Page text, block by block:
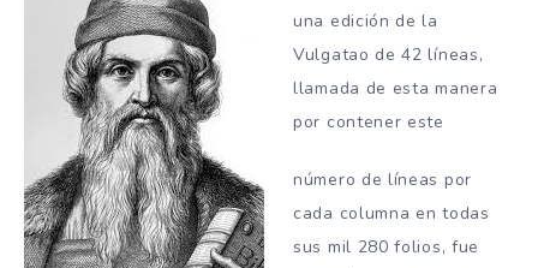
una edición de la
Vulgatao de 42 líneas,
llamada de esta manera
por contener este
número de líneas por
cada columna en todas
sus mil 280 folios, fue